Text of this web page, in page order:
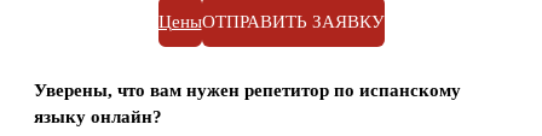
ЦеныОТПРАВИТЬ ЗАЯВКУ
Уверены, что вам нужен репетитор по испанскому
языку онлайн?